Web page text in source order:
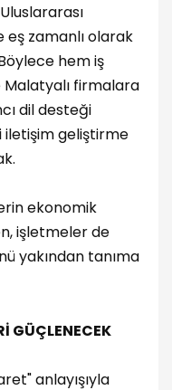
zamanlı olarak
hem iş
firmalara
dil desteği
iletişim geliştirme
ekonomik
işletmeler de
yakından tanıma
GÜÇLENECEK
anlayışıyla